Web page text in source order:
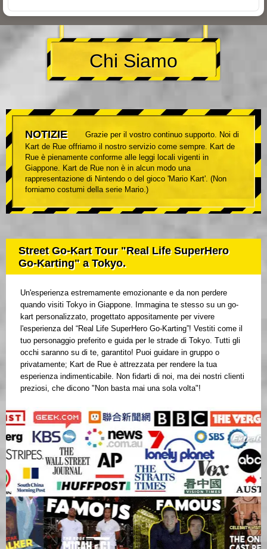
Chi Siamo
NOTIZIE
Grazie per il vostro continuo supporto. Noi di
Kart de Rue offriamo il nostro servizio come sempre. Kart de
Rue è pienamente conforme alle leggi locali vigenti in
Giappone. Kart de Rue non è in alcun modo una
rappresentazione di Nintendo o del gioco 'Mario Kart'. (Non
forniamo costumi della serie Mario.)
Street Go-Kart Tour "Real Life SuperHero
Go-Karting" a Tokyo.
Un'esperienza estremamente emozionante e da non perdere
quando visiti Tokyo in Giappone. Immagina te stesso su un go-
kart personalizzato, progettato appositamente per vivere
l'esperienza del “Real Life SuperHero Go-Karting”! Vestiti come il
tuo personaggio preferito e guida per le strade di Tokyo. Tutti gli
occhi saranno su di te, garantito! Puoi guidare in gruppo o
privatamente; Kart de Rue è attrezzata per rendere la tua
esperienza indimenticabile. Non fidarti di noi, ma dei nostri clienti
preziosi, che dicono "Non basta mai una sola volta"!